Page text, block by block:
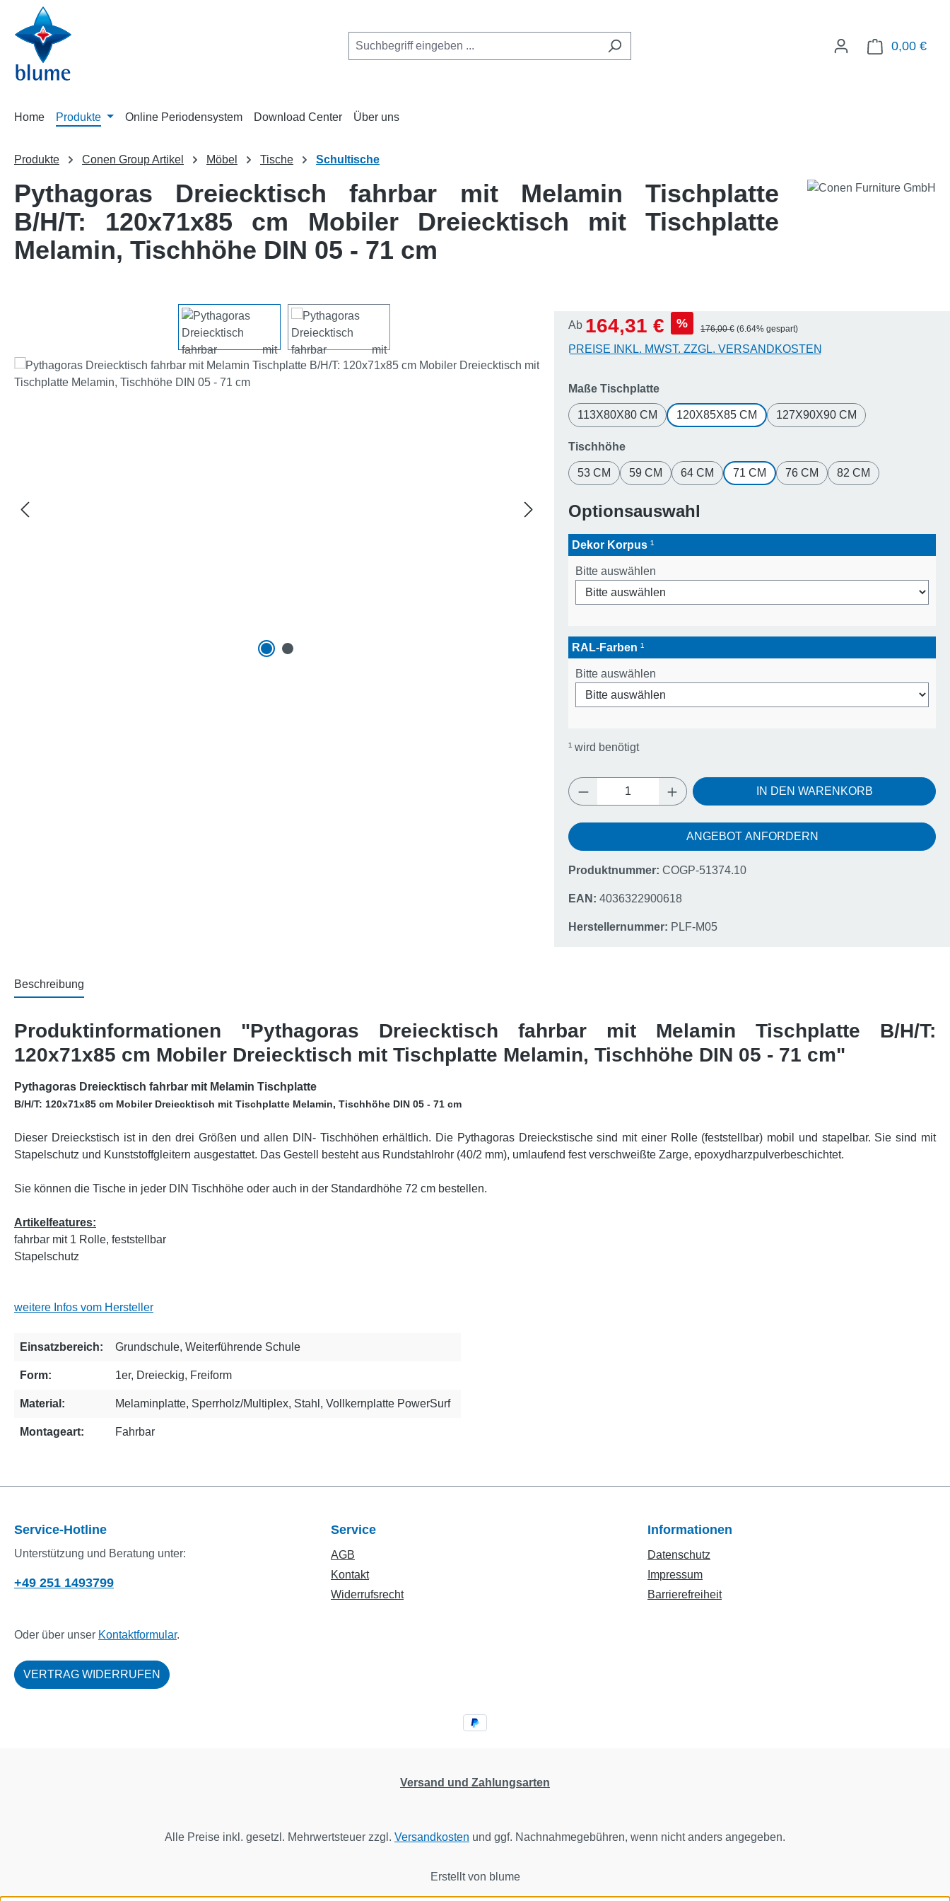
Hauptinhalt springen
Zur Suche springen
Zur Hauptnavigation springen
0,00 €
Home Produkte Online Periodensystem Download Center Über uns
Produkte Conen Group Artikel Möbel Tische Schultische
Pythagoras Dreiecktisch fahrbar mit Melamin Tischplatte
B/H/T: 120x71x85 cm Mobiler Dreiecktisch mit Tischplatte
Melamin, Tischhöhe DIN 05 - 71 cm
Ab
Verkaufspreis:
164,31 € % Regulärer Preis:
176,00 € (6.64% gespart)
PREISE INKL. MWST. ZZGL. VERSANDKOSTEN
Maße Tischplatteauswählen
113X80X80 CM 120X85X85 CM 127X90X90 CM
Tischhöheauswählen
53 CM 59 CM 64 CM 71 CM 76 CM 82 CM
Optionsauswahl
Dekor Korpus ¹
Bitte auswählen
RAL-Farben ¹
Bitte auswählen
¹ wird benötigt
Produkt Anzahl: Gib den gewünschten Wert ein
IN DEN WARENKORB
ANGEBOT ANFORDERN
Produktnummer: COGP-51374.10
EAN: 4036322900618
Herstellernummer: PLF-M05
Beschreibung
Produktinformationen "Pythagoras Dreiecktisch fahrbar mit Melamin Tischplatte B/H/T:
120x71x85 cm Mobiler Dreiecktisch mit Tischplatte Melamin, Tischhöhe DIN 05 - 71 cm"
Pythagoras Dreiecktisch fahrbar mit Melamin Tischplatte
B/H/T: 120x71x85 cm Mobiler Dreiecktisch mit Tischplatte Melamin, Tischhöhe DIN 05 - 71 cm
Dieser Dreieckstisch ist in den drei Größen und allen DIN- Tischhöhen erhältlich. Die Pythagoras Dreieckstische sind mit einer Rolle (feststellbar) mobil und stapelbar. Sie sind mit
Stapelschutz und Kunststoffgleitern ausgestattet. Das Gestell besteht aus Rundstahlrohr (40/2 mm), umlaufend fest verschweißte Zarge, epoxydharzpulverbeschichtet.
Sie können die Tische in jeder DIN Tischhöhe oder auch in der Standardhöhe 72 cm bestellen.
Artikelfeatures:
fahrbar mit 1 Rolle, feststellbar
Stapelschutz
weitere Infos vom Hersteller
Einsatzbereich: Grundschule, Weiterführende Schule
Form: 1er, Dreieckig, Freiform
Material: Melaminplatte, Sperrholz/Multiplex, Stahl , Vollkernplatte PowerSurf
Montageart: Fahrbar
Service-Hotline
Unterstützung und Beratung unter:
+49 251 1493799
Oder über unser Kontaktformular.
VERTRAG WIDERRUFEN
Service
AGB
Kontakt
Widerrufsrecht
Informationen
Datenschutz
Impressum
Barrierefreiheit
Versand und Zahlungsarten
Alle Preise inkl. gesetzl. Mehrwertsteuer zzgl. Versandkosten und ggf. Nachnahmegebühren, wenn nicht anders angegeben.
Erstellt von blume